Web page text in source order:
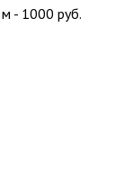
- 1000 руб.